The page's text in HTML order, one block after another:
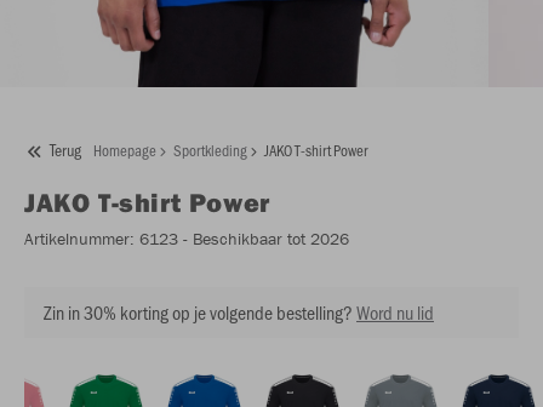
Terug Homepage Sportkleding JAKO T-shirt Power
JAKO T-shirt Power
Artikelnummer: 6123 - Beschikbaar tot 2026
Zin in 30% korting op je volgende bestelling?Word nu lid